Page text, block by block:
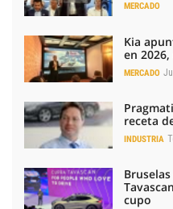
MERCADO
Kia
en 2026,
MERCADO
receta
INDUSTRIA
cupo